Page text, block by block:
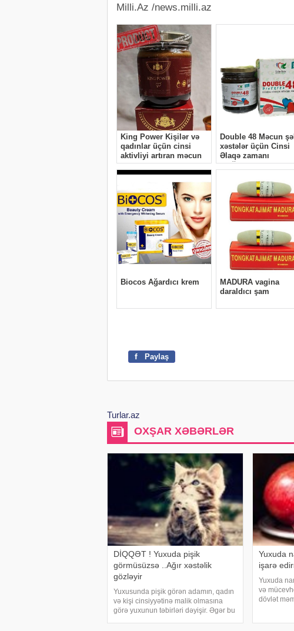
Milli.Az /news.milli.az
f Paylaş
Turlar.az
OXŞAR XƏBƏRLƏR
DİQQƏT ! Yuxuda pişik
görmüsüzsə ..Ağır xəstəlik
gözləyir
Yuxusunda pişik görən adamın, qadın
və kişi cinsiyyətinə malik olmasına
görə yuxunun təbirləri dəyişir. Əgər bu
Yuxuda
işarə
Yuxuda
və
dövlət